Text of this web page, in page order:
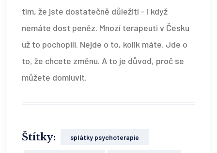
tím, že jste dostatečně důležití - i když
nemáte dost peněz. Mnozí terapeuti v Česku
už to pochopili. Nejde o to, kolik máte. Jde o
to, že chcete změnu. A to je důvod, proč se
můžete domluvit.
Štítky: splátky psychoterapie